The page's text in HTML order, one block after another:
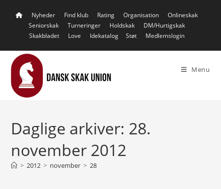
Nyheder Find klub Rating Organisation
Onlineskak
Seniorskak
Turneringer Holdskak
DM/Hurtigskak
Skakbladet
Love Idekatalog Støt Medlemslogin
Menu
Daglige arkiver: 28.
november 2012
> 2012 > november > 28